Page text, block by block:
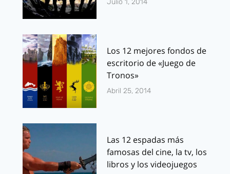
Julio 1, 2014
Los 12 mejores fondos de
escritorio de «Juego de
Tronos»
Abril 25, 2014
Las 12 espadas más
famosas del cine, la tv, los
libros y los videojuegos